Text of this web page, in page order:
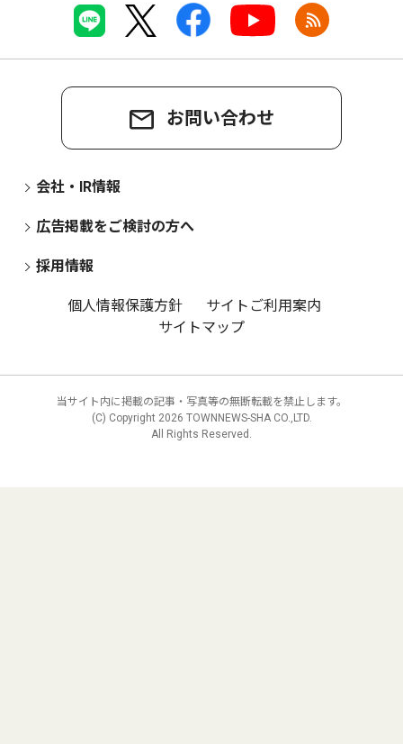
お問い合わせ
会社・IR情報
広告掲載をご検討の方へ
採用情報
個人情報保護方針
サイトご利用案内
サイトマップ
当サイト内に掲載の記事・写真等の無断転載を禁止します。
(C) Copyright 2026 TOWNNEWS-SHA CO.,LTD.
All Rights Reserved.